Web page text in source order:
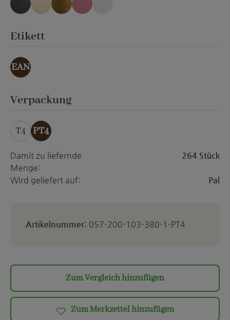
anthrazit Emery
creme Emery
gold-effekt
(Diese Option ist zurzeit nicht verfügbar.)
orchid Emery
Etikettauswählen
EAN
Verpackungauswählen
T4 PT4
Damit zu liefernde
Menge:
264 Stück
Wird geliefert auf: Pal
Artikelnummer: 057-200-103-380-1-PT4
Zum Vergleich hinzufügen
Zum Merkzettel hinzufügen